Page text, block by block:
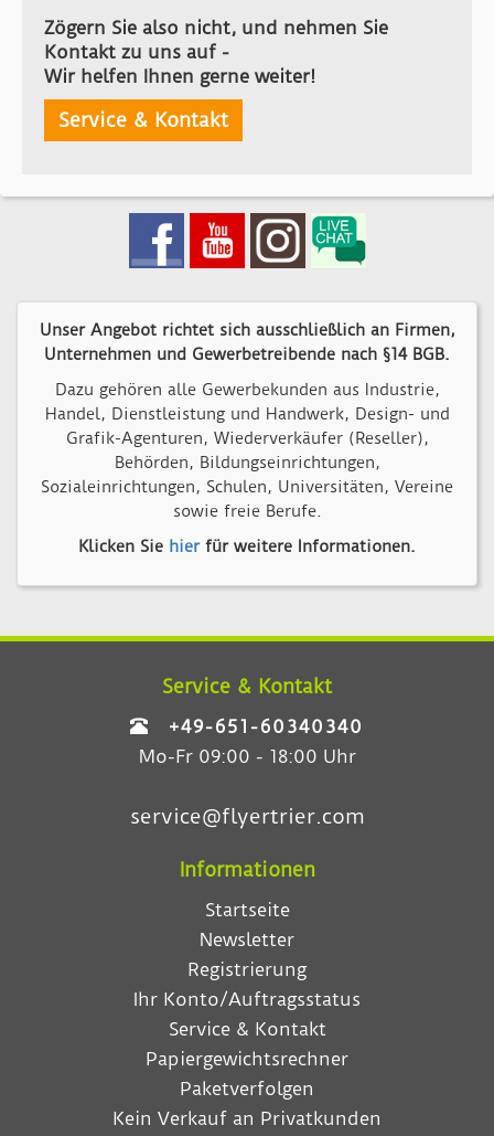
Zögern Sie also nicht, und nehmen Sie
Kontakt zu uns auf -
Wir helfen Ihnen gerne weiter!
Service & Kontakt
Unser Angebot richtet sich ausschließlich an Firmen,
Unternehmen und Gewerbetreibende nach §14 BGB.
Dazu gehören alle Gewerbekunden aus Industrie,
Handel, Dienstleistung und Handwerk, Design- und
Grafik-Agenturen, Wiederverkäufer (Reseller),
Behörden, Bildungseinrichtungen,
Sozialeinrichtungen, Schulen, Universitäten, Vereine
sowie freie Berufe.
Klicken Sie hierfür weitere Informationen.
Service & Kontakt
+49-651-60340340
Mo-Fr 09:00 - 18:00 Uhr
service@flyertrier.com
Informationen
Startseite
Newsletter
Registrierung
Ihr Konto/Auftragsstatus
Service & Kontakt
Papiergewichtsrechner
Paketverfolgen
Kein Verkauf an Privatkunden